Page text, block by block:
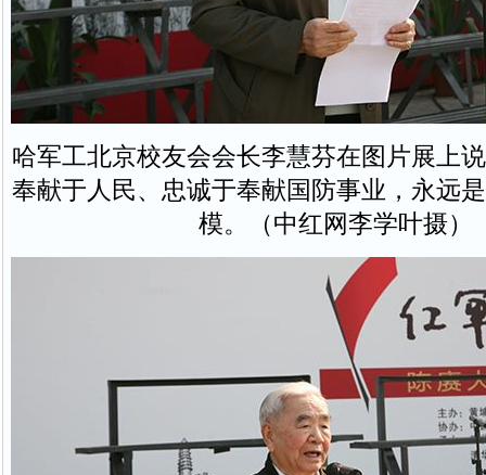
哈军工北京校友会会长李慧芬在图片展上
奉献于人民、忠诚于奉献国防事业，永远
模。（中红网李学叶摄）